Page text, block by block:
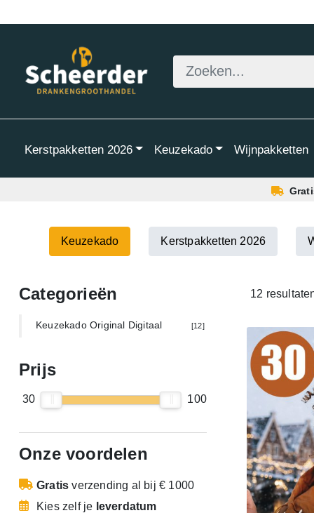
Kerstpakketten 2026 Keuzekado Wijnpakketten
Keuzekado Kerstpakketten 2026
Categorieën
Keuzekado Original Digitaal [12]
Prijs
30 100
Onze voordelen
Gratis verzending al bij € 1000
Kies zelf je leverdatum
12